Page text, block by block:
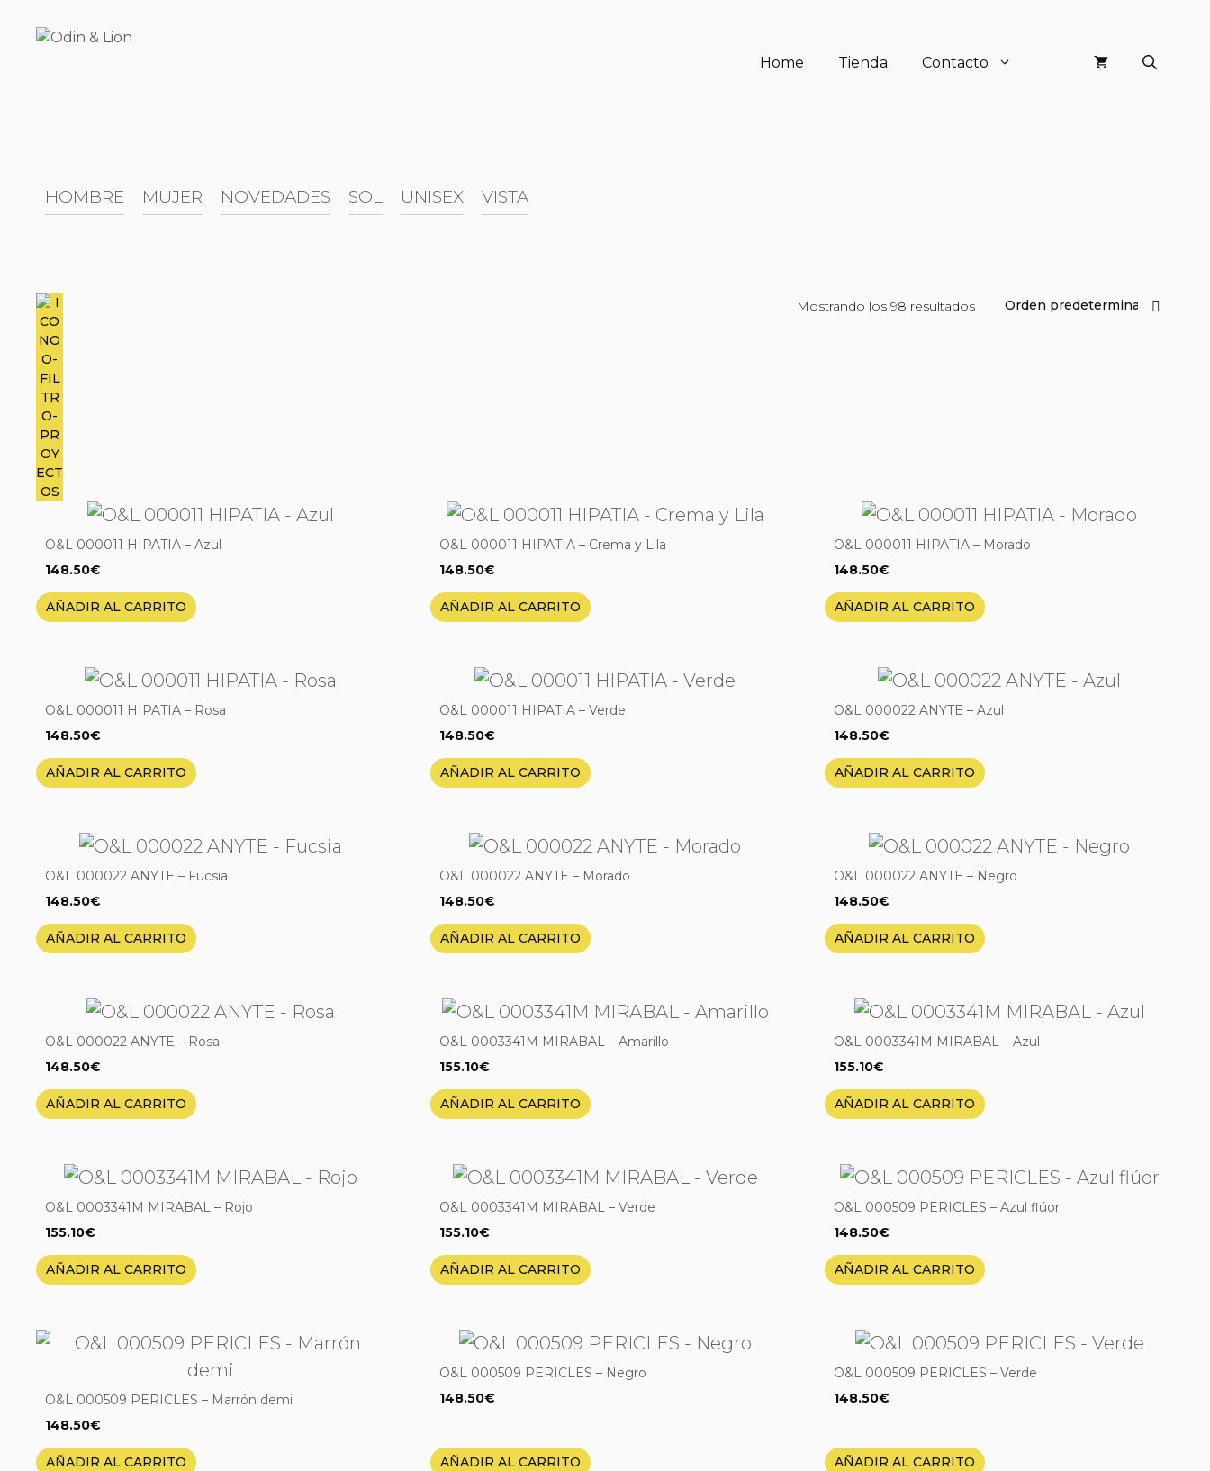
Home Tienda Contacto
HOMBRE MUJER NOVEDADES SOL UNISEX VISTA
Mostrando los 98 resultados
O&L 000011 HIPATIA – Azul
148.50€
AÑADIR AL CARRITO
O&L 000011 HIPATIA – Crema y Lila
148.50€
AÑADIR AL CARRITO
O&L 000011 HIPATIA – Morado
148.50€
AÑADIR AL CARRITO
O&L 000011 HIPATIA – Rosa
148.50€
AÑADIR AL CARRITO
O&L 000011 HIPATIA – Verde
148.50€
AÑADIR AL CARRITO
O&L 000022 ANYTE – Azul
148.50€
AÑADIR AL CARRITO
O&L 000022 ANYTE – Fucsia
148.50€
AÑADIR AL CARRITO
O&L 000022 ANYTE – Morado
148.50€
AÑADIR AL CARRITO
O&L 000022 ANYTE – Negro
148.50€
AÑADIR AL CARRITO
O&L 000022 ANYTE – Rosa
148.50€
AÑADIR AL CARRITO
O&L 0003341M MIRABAL – Amarillo
155.10€
AÑADIR AL CARRITO
O&L 0003341M MIRABAL – Azul
155.10€
AÑADIR AL CARRITO
O&L 0003341M MIRABAL – Rojo
155.10€
AÑADIR AL CARRITO
O&L 0003341M MIRABAL – Verde
155.10€
AÑADIR AL CARRITO
O&L 000509 PERICLES – Azul flúor
148.50€
AÑADIR AL CARRITO
O&L 000509 PERICLES – Marrón demi
148.50€
AÑADIR AL CARRITO
O&L 000509 PERICLES – Negro
148.50€
AÑADIR AL CARRITO
O&L 000509 PERICLES – Verde
148.50€
AÑADIR AL CARRITO